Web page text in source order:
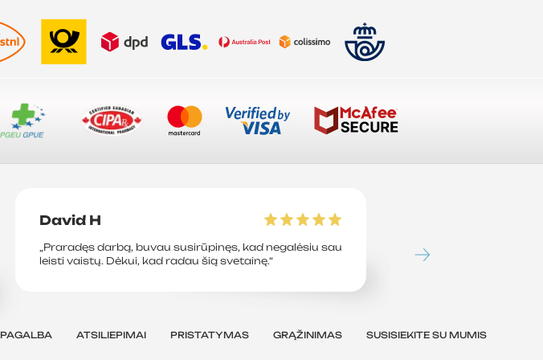
David H
„Praradęs darbą, buvau susirūpinęs, kad negalėsiu sau
leisti vaistų. Dėkui, kad radau šią svetainę.“
„Tiesiog sutaupiau
perėjęs prie šios
PAGALBA ATSILIEPIMAI PRISTATYMAS GRĄŽINIMAS SUSISIEKITE SU MUMIS